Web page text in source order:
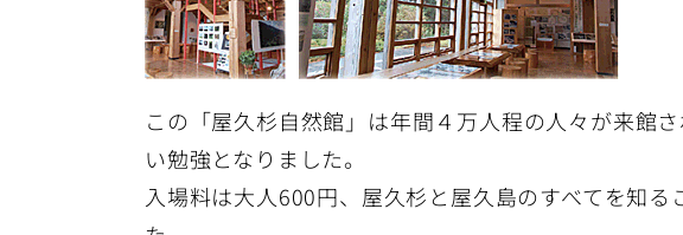
この「屋久杉自然館」は年間４万人程の人々が来館
い勉強となりました。
入場料は大人600円、屋久杉と屋久島のすべてを知